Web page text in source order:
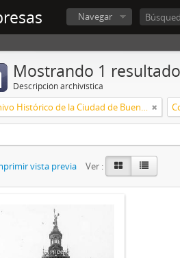
Navegar
Mostrando 1
Descripción archivística
Archivo Histórico de la Ciudad de Buenos Aires
vista previa Ver :